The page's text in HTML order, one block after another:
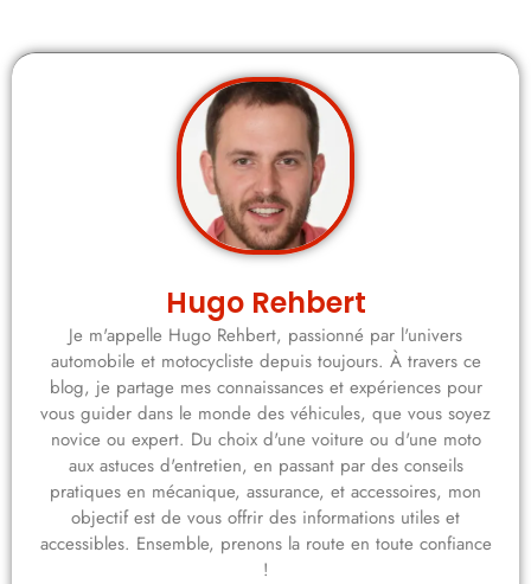
Hugo Rehbert
Je m'appelle Hugo Rehbert, passionné par l'univers
automobile et motocycliste depuis toujours. À travers ce
blog, je partage mes connaissances et expériences pour
vous guider dans le monde des véhicules, que vous soyez
novice ou expert. Du choix d'une voiture ou d'une moto
aux astuces d'entretien, en passant par des conseils
pratiques en mécanique, assurance, et accessoires, mon
objectif est de vous offrir des informations utiles et
accessibles. Ensemble, prenons la route en toute confiance
!